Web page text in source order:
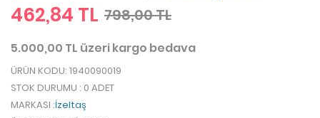
462,84 TL 798,00 TL
5.000,00 TL üzeri kargo bedava
ÜRÜN KODU: 1940090019
STOK DURUMU : 0 ADET
MARKASI :İzeltaş